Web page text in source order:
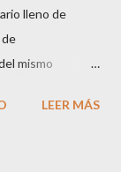
lleno de
mismo
Carolina (CEO
LEER MÁS